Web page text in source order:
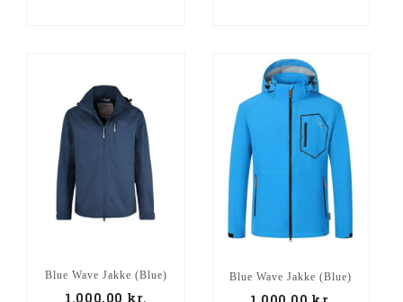
Blue Wave Jakke (Blue)
1.000,00 kr.
Blue Wave Jakke (Blue)